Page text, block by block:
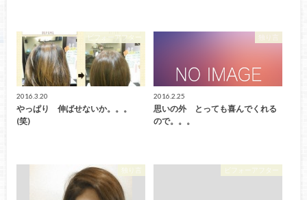
ビフォーアフター
2016.3.20
やっぱり 伸ばせないか。。。
(笑)
独り言
2016.2.25
思いの外 とっても喜んでくれる
ので。。。
独り言 ビフォーアフター